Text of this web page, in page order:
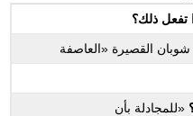
تفعل ذلك؟